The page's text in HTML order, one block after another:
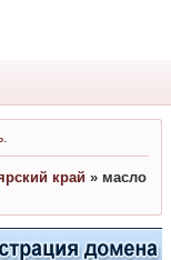
край » масло